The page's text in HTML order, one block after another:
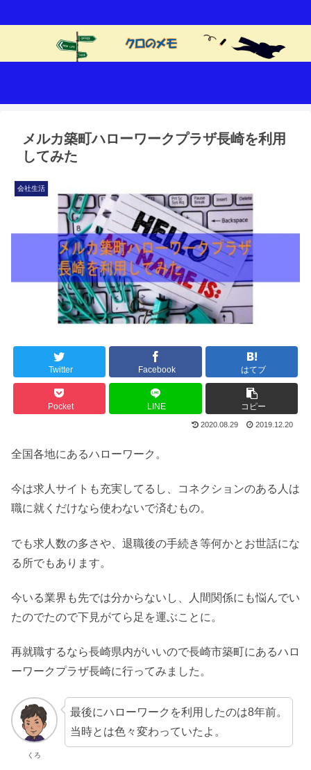
メルカ築町ハローワークプラザ長崎を利用
してみた
会社生活
Twitter Facebook はてブ
Pocket LINE コピー
2020.08.29 2019.12.20
全国各地にあるハローワーク。
今は求人サイトも充実してるし、コネクションのある人は
職に就くだけなら使わないで済むもの。
でも求人数の多さや、退職後の手続き等何かとお世話にな
る所でもあります。
今いる業界も先では分からないし、人間関係にも悩んでい
たのでたので下見がてら足を運ぶことに。
再就職するなら長崎県内がいいので長崎市築町にあるハロ
ーワークプラザ長崎に行ってみました。
くろ
最後にハローワークを利用したのは8年前。
当時とは色々変わっていたよ。